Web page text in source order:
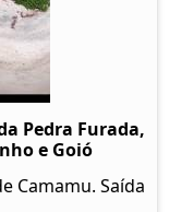
Pedra Furada,
e Goió
Camamu. Saída